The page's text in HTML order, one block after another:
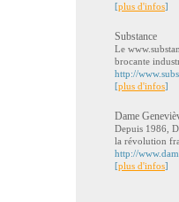
[plus d'infos]
Substance
Le
brocante
http://
[plus d'infos]
Dame
Depuis 1986,
la révolution
http://
[plus d'infos]